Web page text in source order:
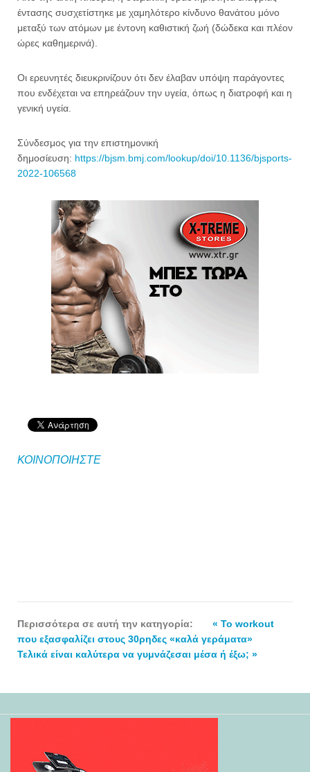
έντασης συσχετίστηκε με χαμηλότερο κίνδυνο θανάτου μόνο
μεταξύ των ατόμων με έντονη καθιστική ζωή (δώδεκα και πλέον
ώρες καθημερινά).
Οι ερευνητές διευκρινίζουν ότι δεν έλαβαν υπόψη παράγοντες
που ενδέχεται να επηρεάζουν την υγεία, όπως η διατροφή και η
γενική υγεία.
Σύνδεσμος για την επιστημονική
δημοσίευση: https://bjsm.bmj.com/lookup/doi/10.1136/bjsports-
2022-106568
ΚΟΙΝΟΠΟΙΗΣΤΕ
Περισσότερα σε αυτή την κατηγορία:
« Το workout
που εξασφαλίζει στους 30ρηδες «καλά γεράματα»
Τελικά είναι καλύτερα να γυμνάζεσαι μέσα ή έξω; »